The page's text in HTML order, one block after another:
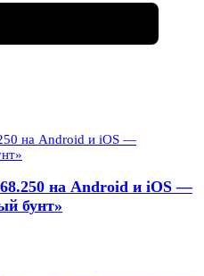
на Android и iOS —
бунт»